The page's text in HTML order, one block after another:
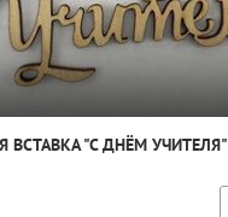
ВСТАВКА "С ДНЁМ УЧИТЕЛЯ"